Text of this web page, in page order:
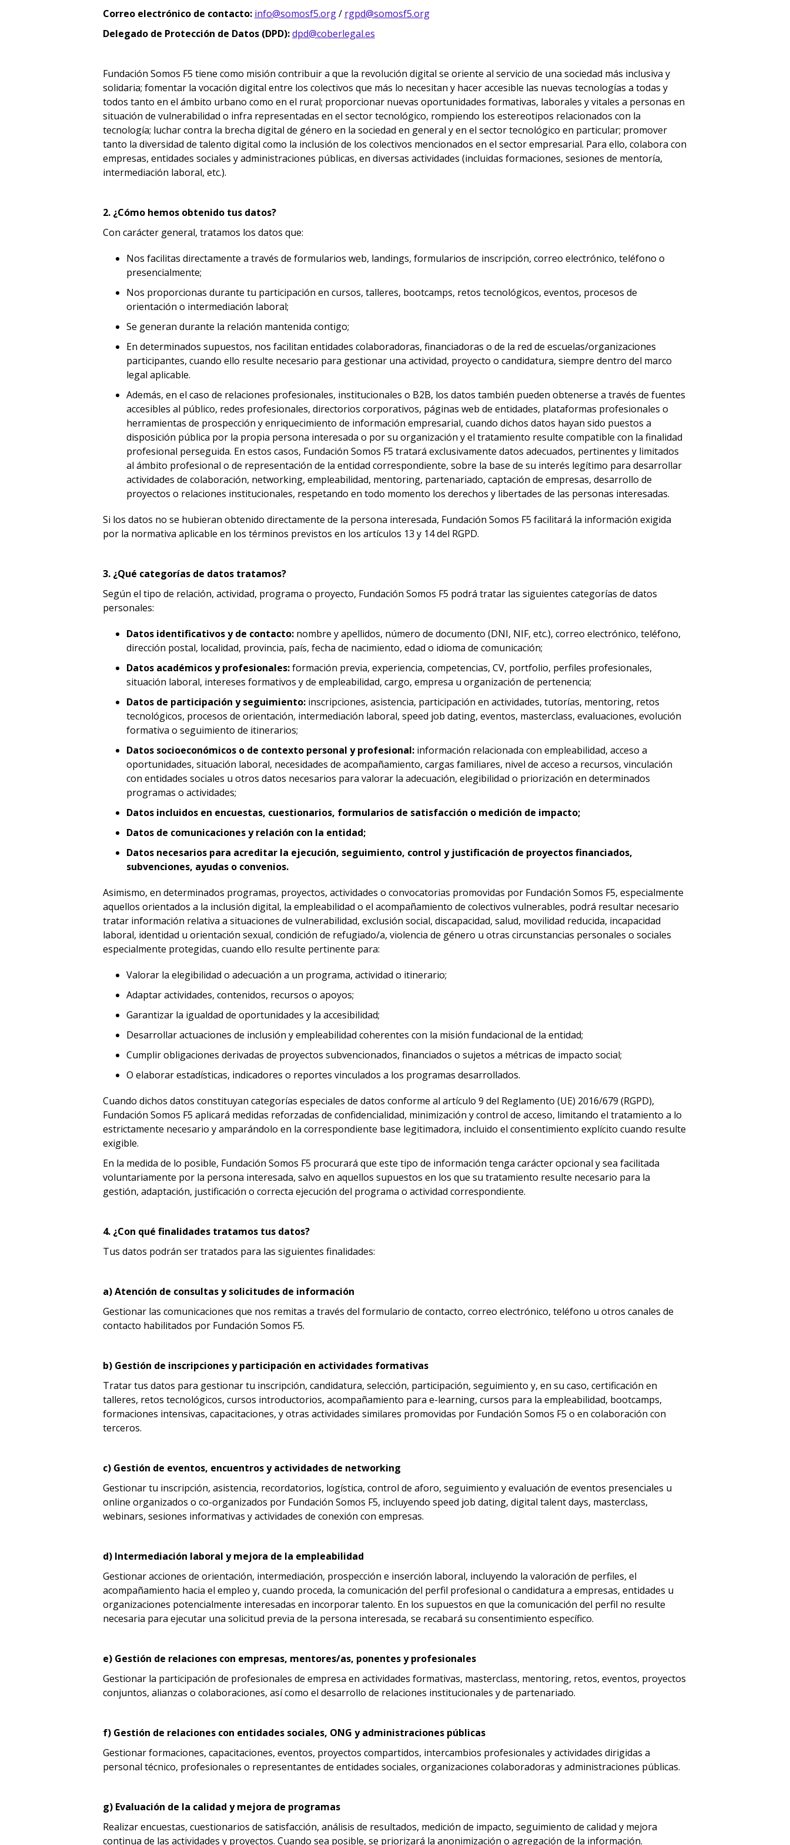
Correo electrónico de contacto: info@somosf5.org/ rgpd@somosf5.org
Delegado de Protección de Datos (DPD):dpd@coberlegal.es
Fundación Somos F5 tiene como misión contribuir a que la revolución digital se oriente al servicio de una sociedad más inclusiva y
solidaria; fomentar la vocación digital entre los colectivos que más lo necesitan y hacer accesible las nuevas tecnologías a todas y
todos tanto en el ámbito urbano como en el rural; proporcionar nuevas oportunidades formativas, laborales y vitales a personas en
situación de vulnerabilidad o infra representadas en el sector tecnológico, rompiendo los estereotipos relacionados con la
tecnología; luchar contra la brecha digital de género en la sociedad en general y en el sector tecnológico en particular; promover
tanto la diversidad de talento digital como la inclusión de los colectivos mencionados en el sector empresarial. Para ello, colabora con
empresas, entidades sociales y administraciones públicas, en diversas actividades (incluidas formaciones, sesiones de mentoría,
intermediación laboral, etc.).
2. ¿Cómo hemos obtenido tus datos?
Con carácter general, tratamos los datos que:
Nos facilitas directamente a través de formularios web, landings, formularios de inscripción, correo electrónico, teléfono o
presencialmente;
Nos proporcionas durante tu participación en cursos, talleres, bootcamps, retos tecnológicos, eventos, procesos de
orientación o intermediación laboral;
Se generan durante la relación mantenida contigo;
En determinados supuestos, nos facilitan entidades colaboradoras, financiadoras o de la red de escuelas/organizaciones
participantes, cuando ello resulte necesario para gestionar una actividad, proyecto o candidatura, siempre dentro del marco
legal aplicable.
Además, en el caso de relaciones profesionales, institucionales o B2B, los datos también pueden obtenerse a través de fuentes
accesibles al público, redes profesionales, directorios corporativos, páginas web de entidades, plataformas profesionales o
herramientas de prospección y enriquecimiento de información empresarial, cuando dichos datos hayan sido puestos a
disposición pública por la propia persona interesada o por su organización y el tratamiento resulte compatible con la finalidad
profesional perseguida. En estos casos, Fundación Somos F5 tratará exclusivamente datos adecuados, pertinentes y limitados
al ámbito profesional o de representación de la entidad correspondiente, sobre la base de su interés legítimo para desarrollar
actividades de colaboración, networking, empleabilidad, mentoring, partenariado, captación de empresas, desarrollo de
proyectos o relaciones institucionales, respetando en todo momento los derechos y libertades de las personas interesadas.
Si los datos no se hubieran obtenido directamente de la persona interesada, Fundación Somos F5 facilitará la información exigida
por la normativa aplicable en los términos previstos en los artículos 13 y 14 del RGPD.
3. ¿Qué categorías de datos tratamos?
Según el tipo de relación, actividad, programa o proyecto, Fundación Somos F5 podrá tratar las siguientes categorías de datos
personales:
Datos identificativos y de contacto:nombre y apellidos, número de documento (DNI, NIF, etc.), correo electrónico, teléfono,
dirección postal, localidad, provincia, país, fecha de nacimiento, edad o idioma de comunicación;
Datos académicos y profesionales:formación previa, experiencia, competencias, CV, portfolio, perfiles profesionales,
situación laboral, intereses formativos y de empleabilidad, cargo, empresa u organización de pertenencia;
Datos de participación y seguimiento:inscripciones, asistencia, participación en actividades, tutorías, mentoring, retos
tecnológicos, procesos de orientación, intermediación laboral, speed job dating, eventos, masterclass, evaluaciones, evolución
formativa o seguimiento de itinerarios;
Datos socioeconómicos o de contexto personal y profesional:información relacionada con empleabilidad, acceso a
oportunidades, situación laboral, necesidades de acompañamiento, cargas familiares, nivel de acceso a recursos, vinculación
con entidades sociales u otros datos necesarios para valorar la adecuación, elegibilidad o priorización en determinados
programas o actividades;
Datos incluidos en encuestas, cuestionarios, formularios de satisfacción o medición de impacto;
Datos de comunicaciones y relación con la entidad;
Datos necesarios para acreditar la ejecución, seguimiento, control y justificación de proyectos financiados,
subvenciones, ayudas o convenios.
Asimismo, en determinados programas, proyectos, actividades o convocatorias promovidas por Fundación Somos F5, especialmente
aquellos orientados a la inclusión digital, la empleabilidad o el acompañamiento de colectivos vulnerables, podrá resultar necesario
tratar información relativa a situaciones de vulnerabilidad, exclusión social, discapacidad, salud, movilidad reducida, incapacidad
laboral, identidad u orientación sexual, condición de refugiado/a, violencia de género u otras circunstancias personales o sociales
especialmente protegidas, cuando ello resulte pertinente para:
Valorar la elegibilidad o adecuación a un programa, actividad o itinerario;
Adaptar actividades, contenidos, recursos o apoyos;
Garantizar la igualdad de oportunidades y la accesibilidad;
Desarrollar actuaciones de inclusión y empleabilidad coherentes con la misión fundacional de la entidad;
Cumplir obligaciones derivadas de proyectos subvencionados, financiados o sujetos a métricas de impacto social;
O elaborar estadísticas, indicadores o reportes vinculados a los programas desarrollados.
Cuando dichos datos constituyan categorías especiales de datos conforme al artículo 9 del Reglamento (UE) 2016/679 (RGPD),
Fundación Somos F5 aplicará medidas reforzadas de confidencialidad, minimización y control de acceso, limitando el tratamiento a lo
estrictamente necesario y amparándolo en la correspondiente base legitimadora, incluido el consentimiento explícito cuando resulte
exigible.
En la medida de lo posible, Fundación Somos F5 procurará que este tipo de información tenga carácter opcional y sea facilitada
voluntariamente por la persona interesada, salvo en aquellos supuestos en los que su tratamiento resulte necesario para la
gestión, adaptación, justificación o correcta ejecución del programa o actividad correspondiente.
4. ¿Con qué finalidades tratamos tus datos?
Tus datos podrán ser tratados para las siguientes finalidades:
a) Atención de consultas y solicitudes de información
Gestionar las comunicaciones que nos remitas a través del formulario de contacto, correo electrónico, teléfono u otros canales de
contacto habilitados por Fundación Somos F5.
b) Gestión de inscripciones y participación en actividades formativas
Tratar tus datos para gestionar tu inscripción, candidatura, selección, participación, seguimiento y, en su caso, certificación en
talleres, retos tecnológicos, cursos introductorios, acompañamiento para e-learning, cursos para la empleabilidad, bootcamps,
formaciones intensivas, capacitaciones, y otras actividades similares promovidas por Fundación Somos F5 o en colaboración con
terceros.
c) Gestión de eventos, encuentros y actividades de networking
Gestionar tu inscripción, asistencia, recordatorios, logística, control de aforo, seguimiento y evaluación de eventos presenciales u
online organizados o co-organizados por Fundación Somos F5, incluyendo speed job dating, digital talent days, masterclass,
webinars, sesiones informativas y actividades de conexión con empresas.
d) Intermediación laboral y mejora de la empleabilidad
Gestionar acciones de orientación, intermediación, prospección e inserción laboral, incluyendo la valoración de perfiles, el
acompañamiento hacia el empleo y, cuando proceda, la comunicación del perfil profesional o candidatura a empresas, entidades u
organizaciones potencialmente interesadas en incorporar talento. En los supuestos en que la comunicación del perfil no resulte
necesaria para ejecutar una solicitud previa de la persona interesada, se recabará su consentimiento específico.
e) Gestión de relaciones con empresas, mentores/as, ponentes y profesionales
Gestionar la participación de profesionales de empresa en actividades formativas, masterclass, mentoring, retos, eventos, proyectos
conjuntos, alianzas o colaboraciones, así como el desarrollo de relaciones institucionales y de partenariado.
f) Gestión de relaciones con entidades sociales, ONG y administraciones públicas
Gestionar formaciones, capacitaciones, eventos, proyectos compartidos, intercambios profesionales y actividades dirigidas a
personal técnico, profesionales o representantes de entidades sociales, organizaciones colaboradoras y administraciones públicas.
g) Evaluación de la calidad y mejora de programas
Realizar encuestas, cuestionarios de satisfacción, análisis de resultados, medición de impacto, seguimiento de calidad y mejora
continua de las actividades y proyectos. Cuando sea posible, se priorizará la anonimización o agregación de la información.